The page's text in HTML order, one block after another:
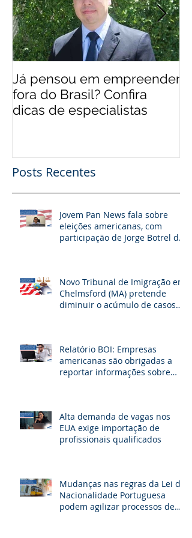
Já pensou em empreender
fora do Brasil? Confira
dicas de especialistas
Posts Recentes
Jovem Pan News fala sobre
eleições americanas, com
participação de Jorge Botrel da
Novo Tribunal de Imigração em
Chelmsford (MA) pretende
diminuir o acúmulo de casos
Relatório BOI: Empresas
americanas são obrigadas a
reportar informações sobre
Alta demanda de vagas nos
EUA exige importação de
profissionais qualificados
Mudanças nas regras da Lei de
Nacionalidade Portuguesa
podem agilizar processos de